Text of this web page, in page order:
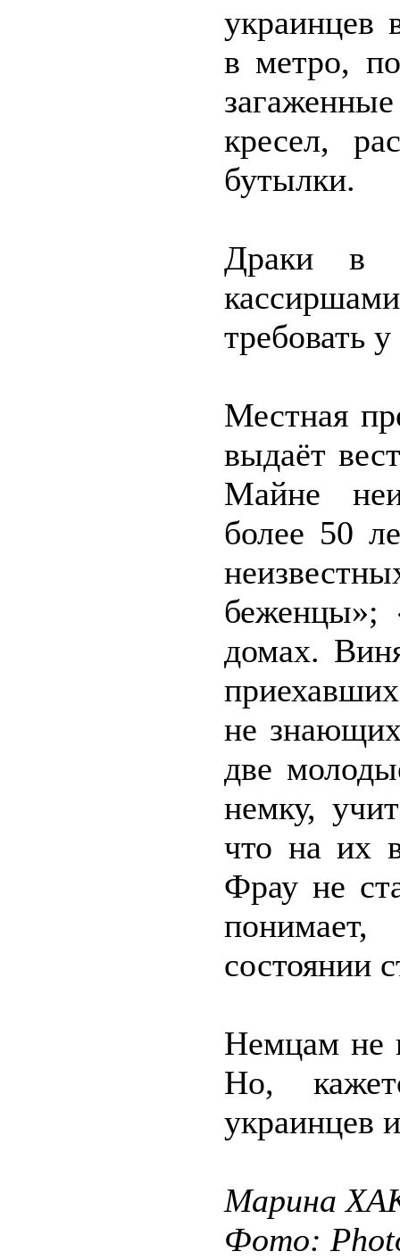
украинцев
в метро,
кресел,
бутылки.
Драки в
требовать
Местная
выдаёт
Майне
более 50
беженцы»;
домах.
не
две
немку,
что на их
Фрау не
состоянии
Немцам не
Но,
украинцев
Марина
Фото: